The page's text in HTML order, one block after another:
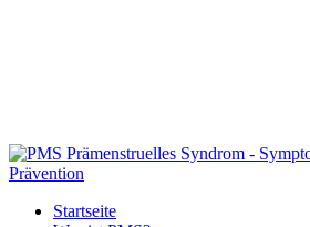
Startseite